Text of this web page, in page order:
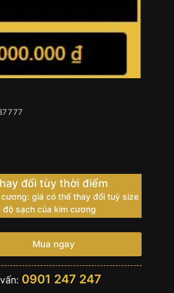
đổi tùy thời điểm
giá có thể thay đổi tuỳ size
sạch của kim cương
Mua ngay
0901 247 247